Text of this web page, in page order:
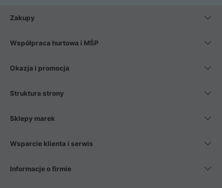
Zakupy
Współpraca hurtowa i MŚP
Okazja i promocja
Struktura strony
Sklepy marek
Wsparcie klienta i serwis
Informacje o firmie